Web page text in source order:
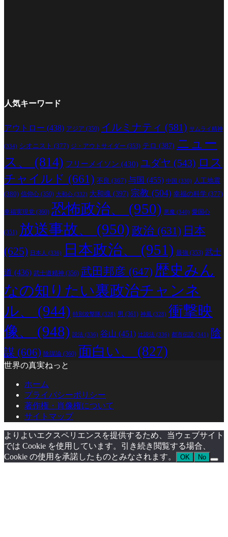
人気キーワード
アウトロー (438) アジア (350) イルミナティ (581) サムライ精神
(334) シオニスト (377) ジ・アウトサイダー (353) テロ (387) ニュー
ス、
(814) フリーメイソン (430) ユダヤ (543) ロス
チャイルド (661) 不良 (367) 与国 (455) 中国 (330) 人工地震
(380) 信仰心 (350) 大和心 (332) 大和魂 (397) 宗教 (504) 幸福の科学 (377)
幸福実現党 (360) 恐怖政治、 (950) 悪魔 (340) 愛国心
(351) 放送事故、 (950) 政治 (631) 日本
(625) 日本人 (336) 日本政治、 (951) 最強 (353) 武士
道 (436) 武士道精神 (356) 武田邦彦 (647) 歴史みん
なの知りたい裏政治チャンネ
ル、
(944) 特別攻撃隊 (328) 男 (361) 神風 (328) 衝撃映
像、
(948) 説法 (336) 谷山 (451) 辻説法 (336) 都市伝説 (341) 陰
謀 (606) 陰謀論 (360) 面白い、 (827)
世界の真実ねっと
ホーム
プライバシーポリシー
著作権・肖像権について
サイトマップ
よりよいエクスペリエンスを提供するため、当ウェブサイト
では Cookie を使用しています。引き続き閲覧する場合、
Cookie の使用を承諾したものとみなされます。
OK No